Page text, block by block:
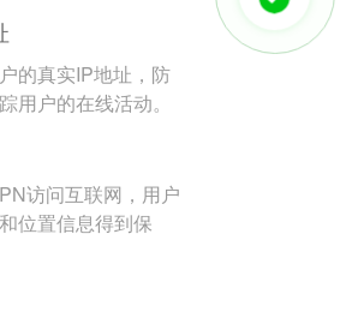
的真实IP地址，防
用户的在线活动。
访问互联网，用户
位置信息得到保